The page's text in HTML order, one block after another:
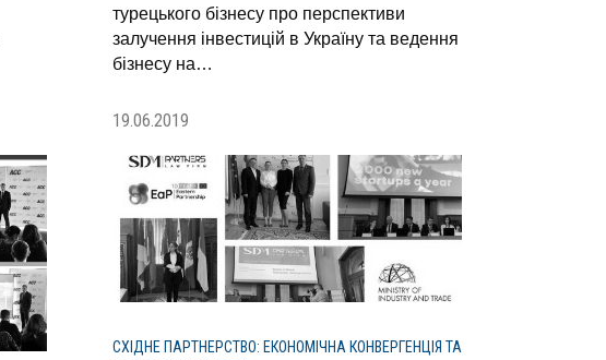
турецького бізнесу про перспективи
залучення інвестицій в Україну та ведення
бізнесу на…
19.06.2019
СХІДНЕ ПАРТНЕРСТВО: ЕКОНОМІЧНА КОНВЕРГЕНЦІЯ ТА